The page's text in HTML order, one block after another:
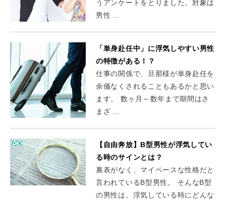
うアンケートをとりました。対象は
男性 …
「単身赴任中」に浮気しやすい男性
の特徴がある！？
仕事の関係で、旦那様が単身赴任を
余儀なくされることもあるかと思い
ます。 数ヶ月～数年まで期間はさ
まざ …
【自由奔放】B型男性が浮気してい
る時のサインとは？
裏表がなく、マイペースな性格だと
言われているB型男性。 そんなB型
の男性は、浮気している時にどんな